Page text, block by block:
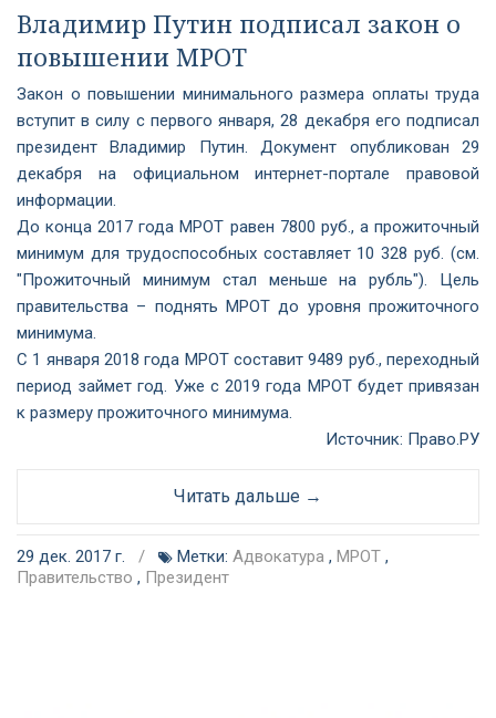
Владимир Путин подписал закон о
повышении МРОТ
Закон о повышении минимального размера оплаты труда
вступит в силу с первого января, 28 декабря его подписал
президент Владимир Путин. Документ опубликован 29
декабря на официальном интернет-портале правовой
информации.
До конца 2017 года МРОТ равен 7800 руб., а прожиточный
минимум для трудоспособных составляет 10 328 руб. (см.
"Прожиточный минимум стал меньше на рубль"). Цель
правительства – поднять МРОТ до уровня прожиточного
минимума.
С 1 января 2018 года МРОТ составит 9489 руб., переходный
период займет год. Уже с 2019 года МРОТ будет привязан
к размеру прожиточного минимума.
Источник: Право.РУ
Читать дальше →
29 дек. 2017 г. / Метки: Адвокатура , МРОТ ,
Правительство , Президент